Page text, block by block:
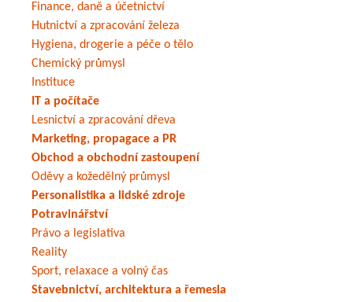
Finance, daně a účetnictví
Hutnictví a zpracování železa
Hygiena, drogerie a péče o tělo
Chemický průmysl
Instituce
IT a počítače
Lesnictví a zpracování dřeva
Marketing, propagace a PR
Obchod a obchodní zastoupení
Oděvy a kožedělný průmysl
Personalistika a lidské zdroje
Potravinářství
Právo a legislativa
Reality
Sport, relaxace a volný čas
Stavebnictví, architektura a řemesla